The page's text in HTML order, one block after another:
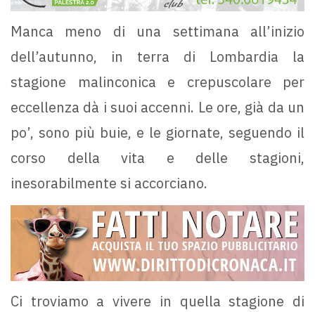
Manca meno di una settimana all’inizio
dell’autunno, in terra di Lombardia la
stagione malinconica e crepuscolare per
eccellenza dà i suoi accenni. Le ore, già da un
po’, sono più buie, e le giornate, seguendo il
corso della vita e delle stagioni,
inesorabilmente si accorciano.
Ci troviamo a vivere in quella stagione di